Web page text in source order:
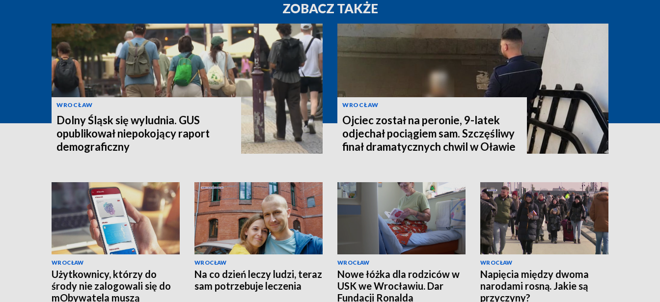
ZOBACZ TAKŻE
WROCŁAW
Dolny Śląsk się wyludnia. GUS
opublikował niepokojący raport
demograficzny
WROCŁAW
Ojciec został na peronie, 9-latek
odjechał pociągiem sam. Szczęśliwy
finał dramatycznych chwil w Oławie
WROCŁAW
Użytkownicy, którzy do
środy nie zalogowali się do
mObywatela muszą
WROCŁAW
Na co dzień leczy ludzi, teraz
sam potrzebuje leczenia
WROCŁAW
Nowe łóżka dla rodziców w
USK we Wrocławiu. Dar
Fundacji Ronalda
WROCŁAW
Napięcia między dwoma
narodami rosną. Jakie są
przyczyny?